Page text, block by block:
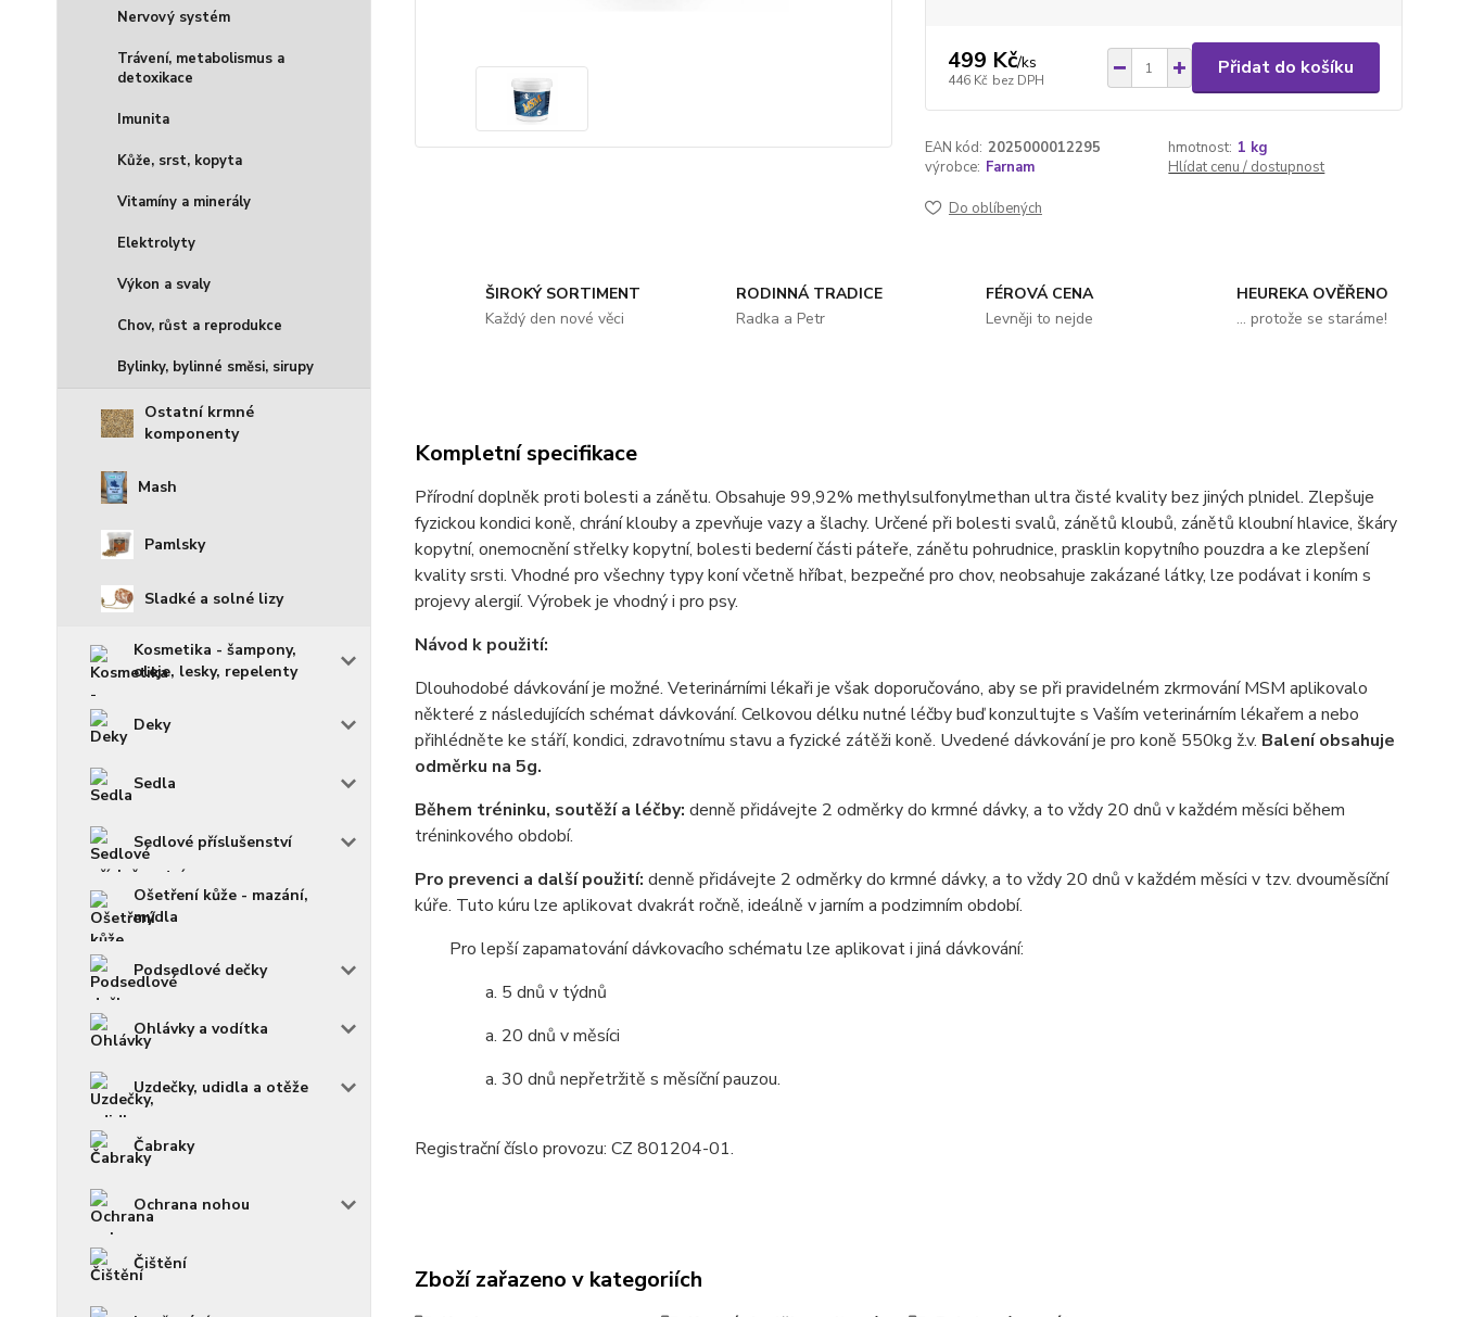
Nervový systém
Trávení, metabolismus a
detoxikace
Imunita
Kůže, srst, kopyta
Vitamíny a minerály
Elektrolyty
Výkon a svaly
Chov, růst a reprodukce
Bylinky, bylinné směsi, sirupy
Ostatní krmné
komponenty
Mash
Pamlsky
Sladké a solné lizy
Kosmetika - šampony,
oleje, lesky, repelenty
Deky
Sedla
Sedlové příslušenství
Ošetření kůže - mazání,
mýdla
Podsedlové dečky
Ohlávky a vodítka
Uzdečky, udidla a otěže
Čabraky
Ochrana nohou
Čištění
499 Kč/ks
446 Kč bez DPH
Přidat do košíku
EAN kód: 2025000012295 hmotnost: 1 kg
výrobce: Farnam Hlídat cenu / dostupnost
Do oblíbených
ŠIROKÝ SORTIMENT
Každý den nové věci
RODINNÁ TRADICE
Radka a Petr
FÉROVÁ CENA
Levněji to nejde
HEUREKA OVĚŘENO
... protože se staráme!
Kompletní specifikace
Přírodní doplněk proti bolesti a zánětu. Obsahuje 99,92% methylsulfonylmethan ultra čisté kvality bez jiných plnidel. Zlepšuje
fyzickou kondici koně, chrání klouby a zpevňuje vazy a šlachy. Určené při bolesti svalů, zánětů kloubů, zánětů kloubní hlavice, škáry
kopytní, onemocnění střelky kopytní, bolesti bederní části páteře, zánětu pohrudnice, prasklin kopytního pouzdra a ke zlepšení
kvality srsti. Vhodné pro všechny typy koní včetně hříbat, bezpečné pro chov, neobsahuje zakázané látky, lze podávat i koním s
projevy alergií. Výrobek je vhodný i pro psy.
Návod k použití:
Dlouhodobé dávkování je možné. Veterinárními lékaři je však doporučováno, aby se při pravidelném zkrmování MSM aplikovalo
některé z následujících schémat dávkování. Celkovou délku nutné léčby buď konzultujte s Vaším veterinárním lékařem a nebo
přihlédněte ke stáří, kondici, zdravotnímu stavu a fyzické zátěži koně. Uvedené dávkování je pro koně 550kg ž.v. Balení obsahuje
odměrku na 5g.
Během tréninku, soutěží a léčby: denně přidávejte 2 odměrky do krmné dávky, a to vždy 20 dnů v každém měsíci během
tréninkového období.
Pro prevenci a další použití: denně přidávejte 2 odměrky do krmné dávky, a to vždy 20 dnů v každém měsíci v tzv. dvouměsíční
kúře. Tuto kúru lze aplikovat dvakrát ročně, ideálně v jarním a podzimním období.
Pro lepší zapamatování dávkovacího schématu lze aplikovat i jiná dávkování:
5 dnů v týdnů
20 dnů v měsíci
30 dnů nepřetržitě s měsíční pauzou.
Registrační číslo provozu: CZ 801204-01.
Zboží zařazeno v kategoriích